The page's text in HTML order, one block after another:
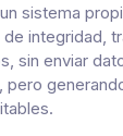
sistema
integridad,
sin enviar
pero